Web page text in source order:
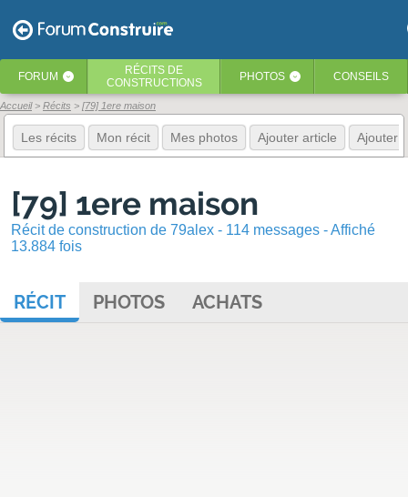
FORUM ‹ RÉCITS DE
CONSTRUCTIONS
PHOTOS ‹ CONSEILS
Accueil Récits [79] 1ere maison
Les récits Mon récit Mes photos Ajouter article Ajouter
[79] 1ere maison
Récit de construction de 79alex - 114 messages - Affiché
13.884 fois
RÉCIT PHOTOS ACHATS